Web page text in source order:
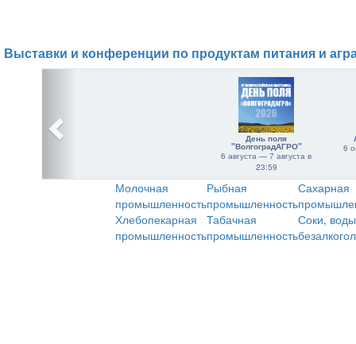
Выставки и конференции по продуктам питания и
День поля
"ВолгоградАГРО"
6 августа — 7 августа в
23:59
6
Молочная
промышленность
Рыбная
промышленность
Сахарная
Хлебопекарная
промышленность
Табачная
промышленность
Соки,